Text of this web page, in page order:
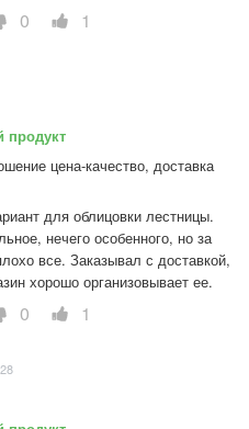
0 1
цена-качество, доставка
для облицовки лестницы.
нечего особенного, но за
все. Заказывал с доставкой,
хорошо организовывает ее.
0 1